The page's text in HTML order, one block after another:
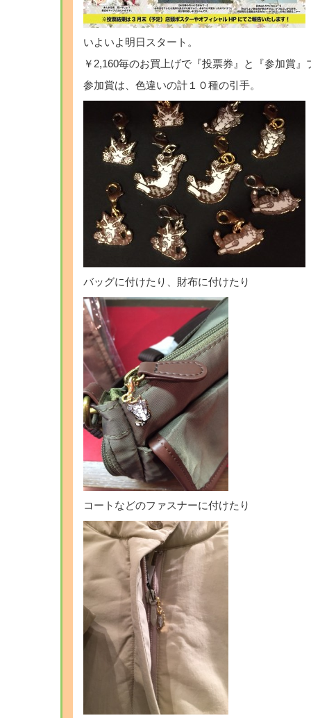
いよいよ明日スタート。
￥2,160毎のお買上げで『投票券』と『参加賞』
参加賞は、色違いの計１０種の引手。
バッグに付けたり、財布に付けたり
コートなどのファスナーに付けたり